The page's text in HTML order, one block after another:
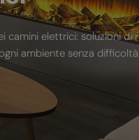
camini elettrici: soluzioni
ambiente senza